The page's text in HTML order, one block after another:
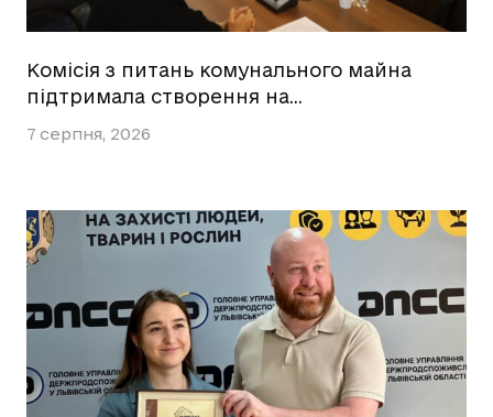
Комісія з питань комунального майна
підтримала створення на…
7 серпня, 2026